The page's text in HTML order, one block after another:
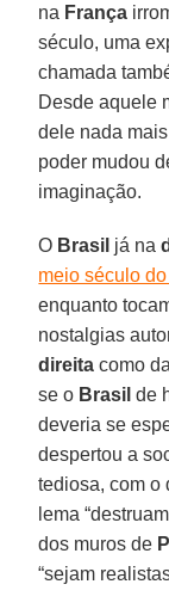
na França
século, uma
chamada
Desde aquele
dele nada
poder mudou
imaginação.
O Brasil já na
meio século
enquanto
nostalgias
direita como
se o Brasil de
deveria se
despertou a
tediosa, com o
lema
dos muros de
“sejam